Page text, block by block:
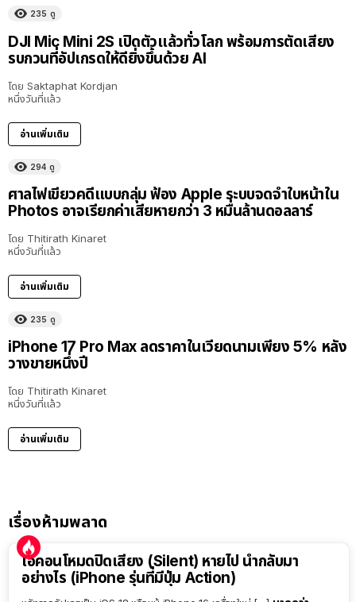
235 ดู
DJI Mic Mini 2S เปิดตัวแล้วทั่วโลก พร้อมการตัดเสียง
รบกวนที่อัปเกรดให้ดียิ่งขึ้นด้วย AI
โดย Saktaphat Kordjan
หนึ่งวันที่แล้ว
อ่านเพิ่มเติม
294 ดู
ศาลไฟเขียวคดีแบบกลุ่ม ฟ้อง Apple ระบบจดจำใบหน้าใน
Photos อาจเรียกค่าเสียหายกว่า 3 หมื่นล้านดอลลาร์
โดย Thitirath Kinaret
หนึ่งวันที่แล้ว
อ่านเพิ่มเติม
235 ดู
iPhone 17 Pro Max ลดราคาในเวียดนามเพียง 5% หลัง
วางขายหนึ่งปี
โดย Thitirath Kinaret
หนึ่งวันที่แล้ว
อ่านเพิ่มเติม
เรื่องห้ามพลาด
ไอคอนโหมดปิดเสียง (Silent) หายไป นำกลับมา
อย่างไร (iPhone รุ่นที่มีปุ่ม Action)